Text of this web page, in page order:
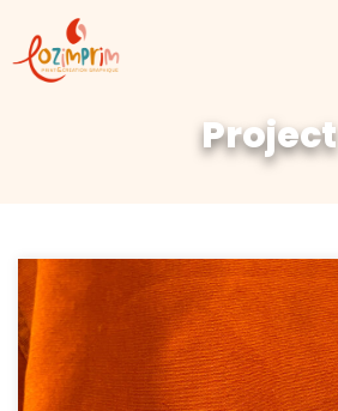
Project